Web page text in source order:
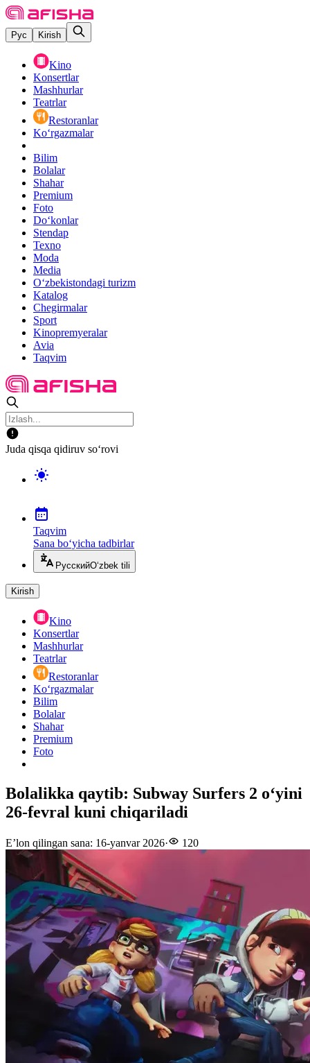
Рус Kirish
Kino
Konsertlar
Mashhurlar
Teatrlar
Restoranlar
Ko‘rgazmalar
Bilim
Bolalar
Shahar
Premium
Foto
Do‘konlar
Stendap
Texno
Moda
Media
O‘zbekistondagi turizm
Katalog
Chegirmalar
Sport
Kinopremyeralar
Avia
Taqvim
Juda qisqa qidiruv so‘rovi
Taqvim
Sana bo‘yicha tadbirlar
РусскийO‘zbek tili
Kirish
Kino
Konsertlar
Mashhurlar
Teatrlar
Restoranlar
Ko‘rgazmalar
Bilim
Bolalar
Shahar
Premium
Foto
Bolalikka qaytib: Subway Surfers 2 oʻyini
26-fevral kuni chiqariladi
E’lon qilingan sana: 16-yanvar 2026· 120